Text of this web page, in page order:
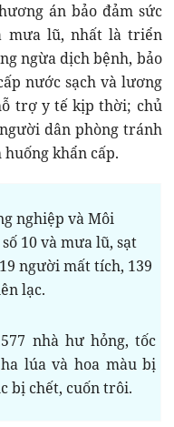
án bảo đảm sức
mưa lũ, nhất là triển
ngừa dịch bệnh, bảo
nước sạch và lương
trợ y tế kịp thời; chủ
dân phòng tránh
khẩn cấp.
nghiệp và Môi
10 và mưa lũ, sạt
người mất tích, 139
lạc.
nhà hư hỏng, tốc
lúa và hoa màu bị
bị chết, cuốn trôi.